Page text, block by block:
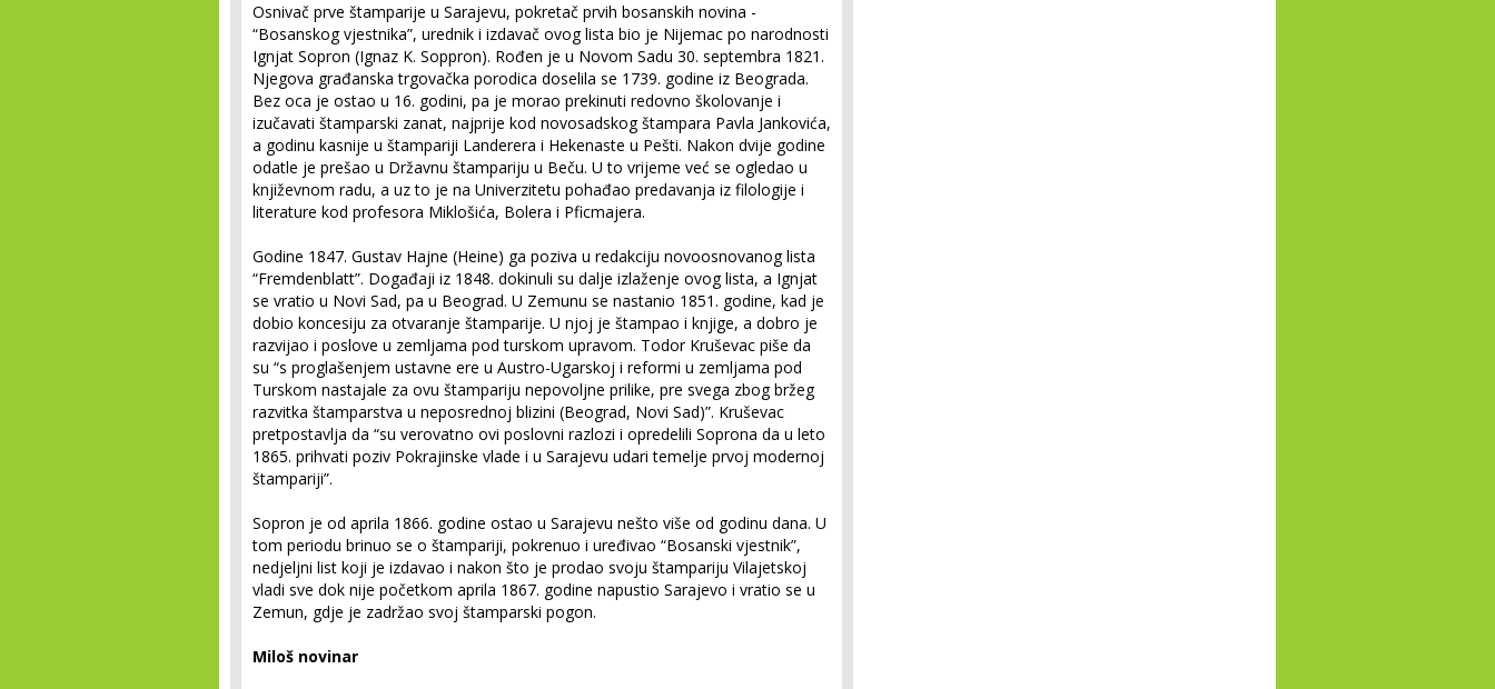
Osnivač prve štamparije u Sarajevu, pokretač prvih bosanskih novina -
“Bosanskog vjestnika”, urednik i izdavač ovog lista bio je Nijemac po narodnosti
Ignjat Sopron (Ignaz K. Soppron). Rođen je u Novom Sadu 30. septembra 1821.
Njegova građanska trgovačka porodica doselila se 1739. godine iz Beograda.
Bez oca je ostao u 16. godini, pa je morao prekinuti redovno školovanje i
izučavati štamparski zanat, najprije kod novosadskog štampara Pavla Jankovića,
a godinu kasnije u štampariji Landerera i Hekenaste u Pešti. Nakon dvije godine
odatle je prešao u Državnu štampariju u Beču. U to vrijeme već se ogledao u
književnom radu, a uz to je na Univerzitetu pohađao predavanja iz filologije i
literature kod profesora Miklošića, Bolera i Pficmajera.
Godine 1847. Gustav Hajne (Heine) ga poziva u redakciju novoosnovanog lista
“Fremdenblatt”. Događaji iz 1848. dokinuli su dalje izlaženje ovog lista, a Ignjat
se vratio u Novi Sad, pa u Beograd. U Zemunu se nastanio 1851. godine, kad je
dobio koncesiju za otvaranje štamparije. U njoj je štampao i knjige, a dobro je
razvijao i poslove u zemljama pod turskom upravom. Todor Kruševac piše da
su “s proglašenjem ustavne ere u Austro-Ugarskoj i reformi u zemljama pod
Turskom nastajale za ovu štampariju nepovoljne prilike, pre svega zbog bržeg
razvitka štamparstva u neposrednoj blizini (Beograd, Novi Sad)”. Kruševac
pretpostavlja da “su verovatno ovi poslovni razlozi i opredelili Soprona da u leto
1865. prihvati poziv Pokrajinske vlade i u Sarajevu udari temelje prvoj modernoj
štampariji”.
Sopron je od aprila 1866. godine ostao u Sarajevu nešto više od godinu dana. U
tom periodu brinuo se o štampariji, pokrenuo i uređivao “Bosanski vjestnik”,
nedjeljni list koji je izdavao i nakon što je prodao svoju štampariju Vilajetskoj
vladi sve dok nije početkom aprila 1867. godine napustio Sarajevo i vratio se u
Zemun, gdje je zadržao svoj štamparski pogon.
Miloš novinar